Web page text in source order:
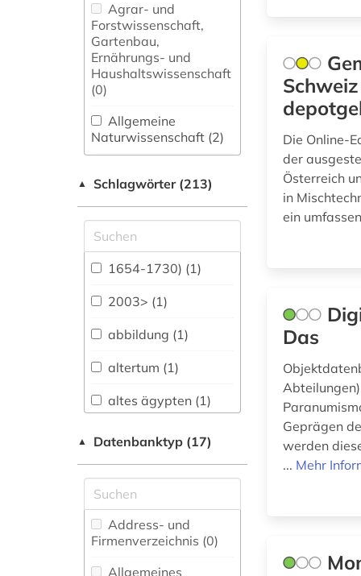
Agrar- und
Forstwissenschaft,
Gartenbau,
Ernährungs- und
Haushaltswissenschaft
(0)
Allgemeine
Naturwissenschaft (2)
fachübergreifende
Allgemeine und
vergleichende Sprach-
und
Literaturwissenschaft.
Indogermanistik.
Außereuropäische
Sprachen und
Literaturen (1)
Anglistik.
Amerikanistik (0)
Vermessungswesen (0)
Biologie,
Biotechnologie (3)
Buch- und
▲ Schlagwörter (213)
1654-1730) (1)
2003> (1)
abbildung (1)
altertum (1)
altes ägypten (1)
numismatic society (1)
anarchismus (1)
antike (1)
antonio (1)
▲ Datenbanktyp (17)
Address- und
Firmenverzeichnis (0)
Allgemeines
Die Online-
der
Österreich
in
ein
Das
Geprägen
werden
... Mehr